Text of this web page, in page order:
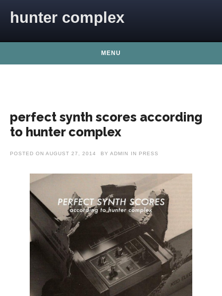
hunter complex
MENU
perfect synth scores according
to hunter complex
POSTED ON AUGUST 27, 2014 BY ADMIN IN PRESS